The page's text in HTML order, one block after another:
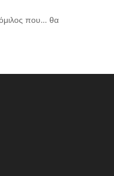
που… θα